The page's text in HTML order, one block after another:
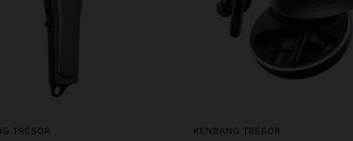
TRÉSOR KENBANG TRÉSOR